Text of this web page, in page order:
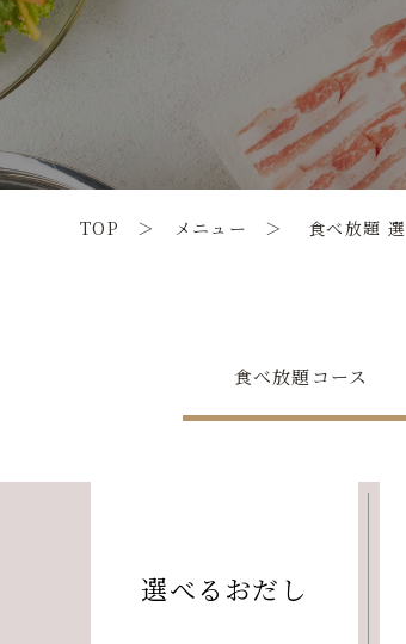
TOP ＞ メニュー ＞ 食べ放題 選
食べ放題コース
選べるおだし